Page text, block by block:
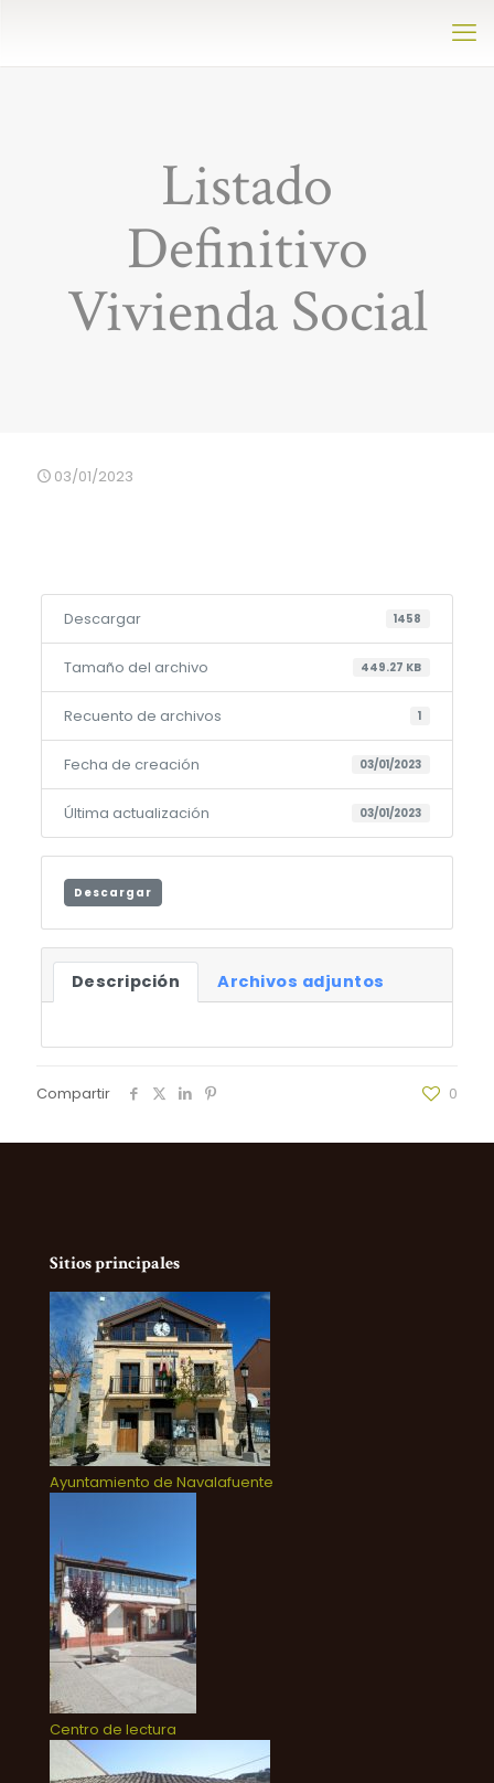
Listado
Definitivo
Vivienda Social
03/01/2023
Descargar 1458
Tamaño del archivo 449.27 KB
Recuento de archivos 1
Fecha de creación 03/01/2023
Última actualización 03/01/2023
Descargar
Descripción Archivos adjuntos
Compartir 0
Sitios principales
Ayuntamiento de Navalafuente
Centro de lectura